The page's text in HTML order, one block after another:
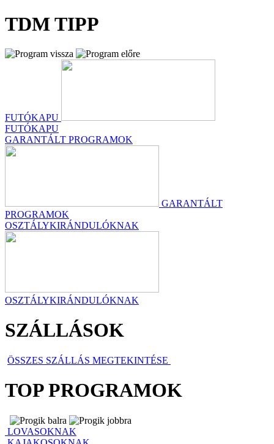
TDM TIPP
FUTÓKAPU
FUTÓKAPU
GARANTÁLT PROGRAMOK
GARANTÁLT
PROGRAMOK
OSZTÁLYKIRÁNDULÓKNAK
OSZTÁLYKIRÁNDULÓKNAK
SZÁLLÁSOK
ÖSSZES SZÁLLÁS MEGTEKINTÉSE
TOP PROGRAMOK
LOVASOKNAK